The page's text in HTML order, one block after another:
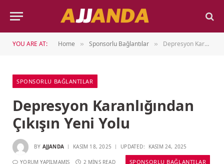
YOU ARE AT: Home » Sponsorlu Bağlantılar » Depresyon Karanlığından Çıkışın Yeni Yolu
SPONSORLU BAĞLANTILAR
Depresyon Karanlığından
Çıkışın Yeni Yolu
BY AJJANDA KASIM 18, 2025 UPDATED: KASIM 24, 2025
YORUM YAPILMAMIŞ 2 MINS READ SPONSORLU BAĞLANTILAR